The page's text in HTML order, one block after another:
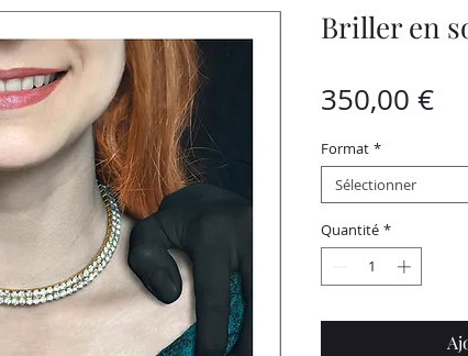
Briller en
350,00 €Prix
Format *
Sélectionner
Quantité *